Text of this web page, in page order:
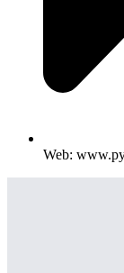
Web: